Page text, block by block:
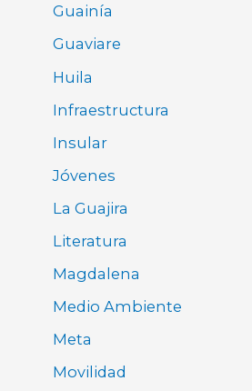
Guainía
Guaviare
Huila
Infraestructura
Insular
Jóvenes
La Guajira
Literatura
Magdalena
Medio Ambiente
Meta
Movilidad